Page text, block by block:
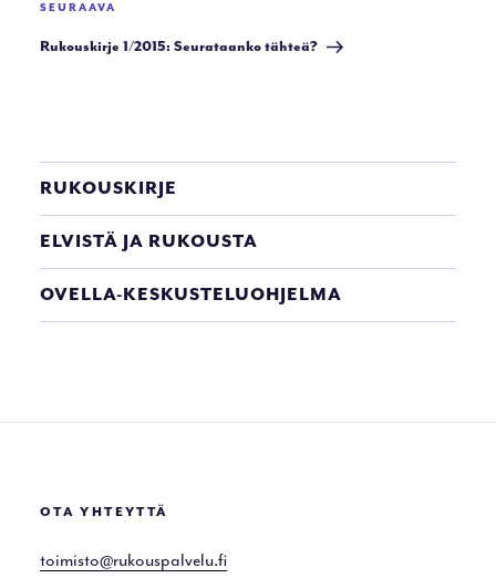
Seuraava
artikkeli
SEURAAVA
Rukouskirje 1/2015: Seurataanko tähteä?
RUKOUSKIRJE
ELVISTÄ JA RUKOUSTA
OVELLA-KESKUSTELUOHJELMA
OTA YHTEYTTÄ
toimisto@rukouspalvelu.fi